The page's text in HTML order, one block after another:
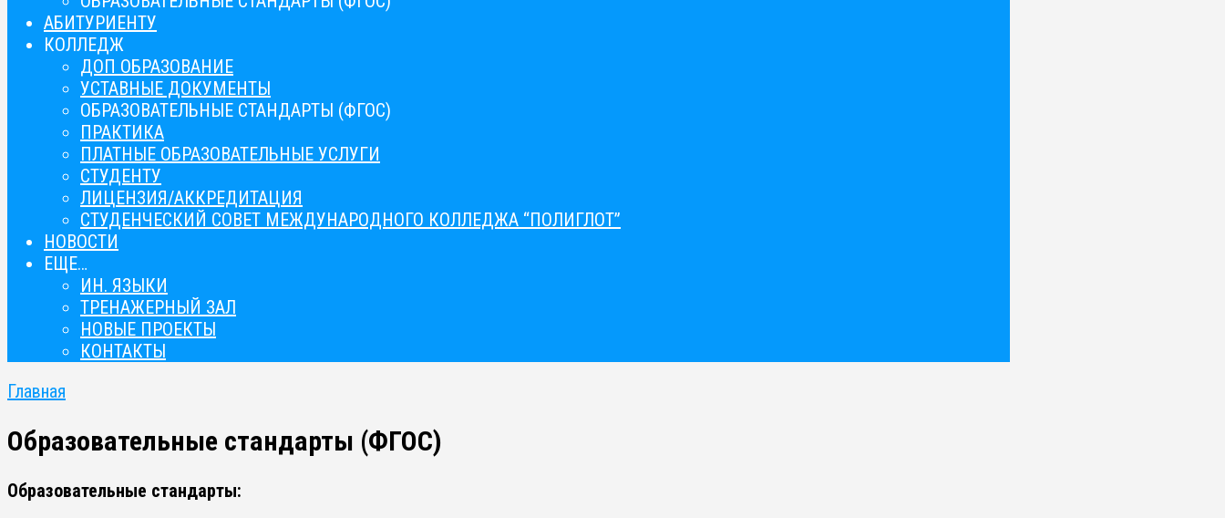
АБИТУРИЕНТУ
КОЛЛЕДЖ
ДОП ОБРАЗОВАНИЕ
УСТАВНЫЕ ДОКУМЕНТЫ
ОБРАЗОВАТЕЛЬНЫЕ СТАНДАРТЫ (ФГОС)
ПРАКТИКА
ПЛАТНЫЕ ОБРАЗОВАТЕЛЬНЫЕ УСЛУГИ
СТУДЕНТУ
ЛИЦЕНЗИЯ/АККРЕДИТАЦИЯ
СТУДЕНЧЕСКИЙ СОВЕТ МЕЖДУНАРОДНОГО КОЛЛЕДЖА “ПОЛИГЛОТ”
НОВОСТИ
ЕЩЕ…
ИН. ЯЗЫКИ
ТРЕНАЖЕРНЫЙ ЗАЛ
НОВЫЕ ПРОЕКТЫ
КОНТАКТЫ
Главная
Образовательные стандарты (ФГОС)
Образовательные стандарты: